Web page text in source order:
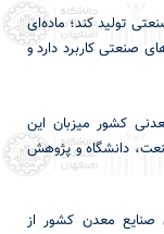
تولید کند؛ ماده‌ای
صنعتی کاربرد دارد و
کشور میزبان این
دانشگاه و پژوهش
صنایع معدن کشور از